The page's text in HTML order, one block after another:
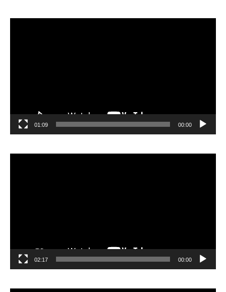
00:00
01:09
00:00
02:17